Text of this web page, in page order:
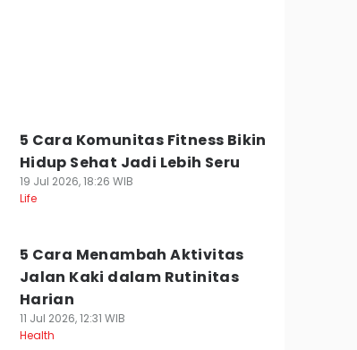
5 Cara Komunitas Fitness Bikin
Hidup Sehat Jadi Lebih Seru
19 Jul 2026, 18:26 WIB
Life
5 Cara Menambah Aktivitas
Jalan Kaki dalam Rutinitas
Harian
11 Jul 2026, 12:31 WIB
Health